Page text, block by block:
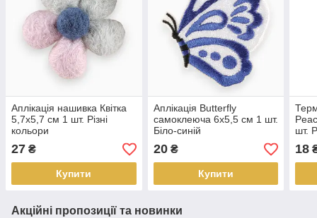
Аплікація нашивка Квітка
5,7х5,7 см 1 шт. Різні
кольори
27 ₴
Купити
Аплікація Butterfly
самоклеюча 6х5,5 см 1 шт.
Біло-синій
20₴
Купити
шт.
18
Акційні пропозиції та новинки